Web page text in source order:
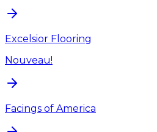
Excelsior Flooring
Nouveau!
Facings of America